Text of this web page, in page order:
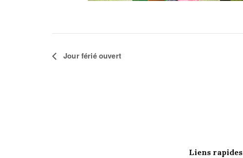
N
Jour férié ouvert
Liens rapides